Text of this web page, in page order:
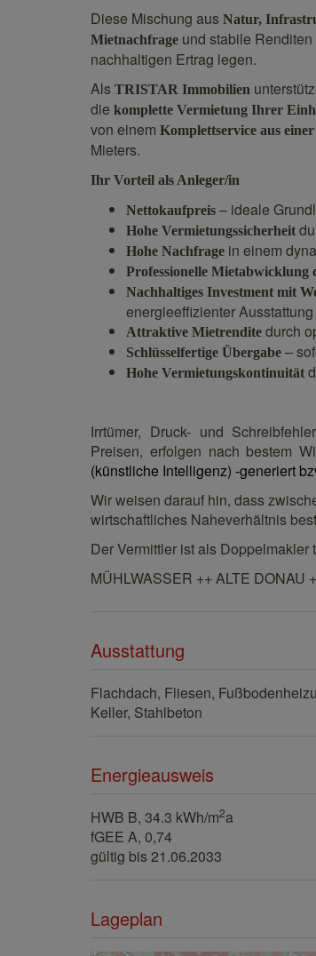
Diese Mischung aus Natur,
Mietnachfrage und stabile
nachhaltigen Ertrag legen.
Als TRISTAR Immobilien
die komplette Vermietung Ihrer
von einem Komplettservice aus
Mieters.
Ihr Vorteil als Anleger/in
Nettokaufpreis – ideale
Hohe Vermietungssicherheit
Hohe Nachfrage in einem
Professionelle Mietabwicklung
Nachhaltiges Investment mit
energieeffizienter Ausstattung
Attraktive Mietrendite durch
Schlüsselfertige Übergabe –
Hohe Vermietungskontinuität
Irrtümer, Druck- und
Preisen, erfolgen nach bestem
(künstliche Intelligenz) -generiert
Wir weisen darauf hin, dass
wirtschaftliches Naheverhältnis
Der Vermittler ist als Doppelmakler
MÜHLWASSER ++ ALTE DONAU
Ausstattung
Flachdach Fliesen
Keller Stahlbeton
Energieausweis
HWB B, 34.3 kWh/m2a
fGEE A, 0,74
gültig bis21.06.2033
Lageplan